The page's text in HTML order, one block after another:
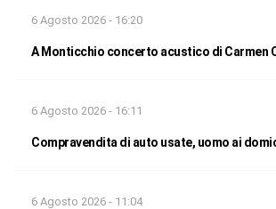
6 Agosto 2026 - 16:20
A Monticchio concerto acustico di Carmen
6 Agosto 2026 - 16:11
Compravendita di auto usate, uomo ai
6 Agosto 2026 - 11:04